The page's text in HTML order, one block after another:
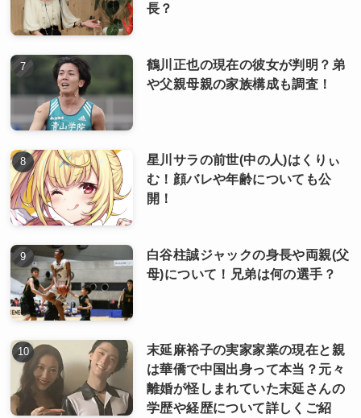
長？
鶴川正也の現在の彼女が判明？弟
や父親母親の家族構成も調査！
星川サラの前世(中の人)はくりぃ
む！顔バレや年齢についても公
開！
白谷柱誠ジャックの身長や両親(父
母)について！兄弟は何の選手？
末延麻裕子の実家家業の現在と親
は華僑で中国出身って本当？元々
離婚が怪しまれていた末延さんの
学歴や経歴について詳しくご紹